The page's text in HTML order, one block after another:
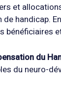
et
handicap.
bénéficiaires
du
du neuro-